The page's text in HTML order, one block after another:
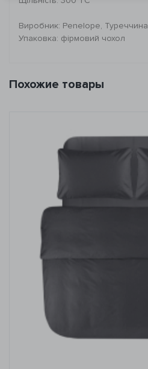
Виробник: Penelope, Туреччина
Упаковка: фірмовий чохол
Похожие товары